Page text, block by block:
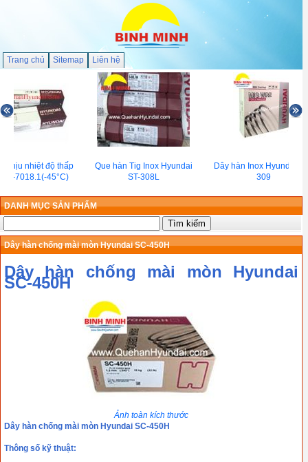
Trang chủ Sitemap Liên hệ
chịu nhiệt độ thấp
S-7018.1(-45°C)
Que hàn Tig Inox Hyundai
ST-308L
Dây hàn Inox Hyundai
309
DANH MỤC SẢN PHẨM
Dây hàn chống mài mòn Hyundai SC-450H
Dây hàn chống mài mòn Hyundai
SC-450H
Ảnh toàn kích thước
Dây hàn chống mài mòn Hyundai SC-450H
Thông số kỹ thuật: